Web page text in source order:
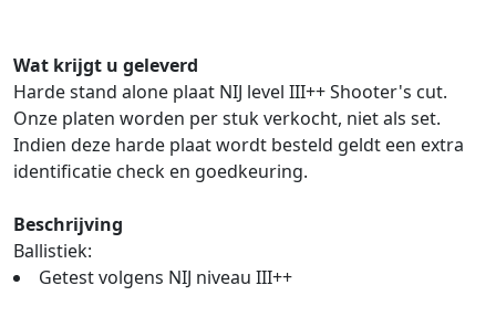
Wat krijgt u geleverd
Harde stand alone plaat NIJ level III++ Shooter's cut.
Onze platen worden per stuk verkocht, niet als set.
Indien deze harde plaat wordt besteld geldt een extra
identificatie check en goedkeuring.
Beschrijving
Ballistiek:
Getest volgens NIJ niveau III++